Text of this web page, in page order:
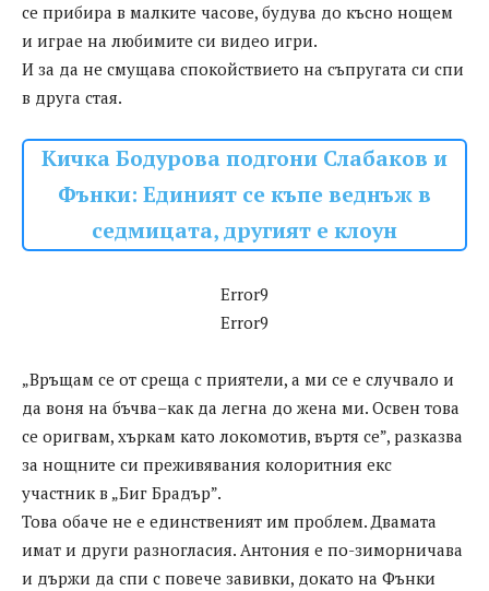
се прибира в малките часове, будува до късно нощем
и играе на любимите си видео игри.
И за да не смущава спокойствието на съпругата си спи
в друга стая.
Кичка Бодурова подгони Слабаков и
Фънки: Единият се къпе веднъж в
седмицата, другият е клоун
Error9
Error9
„Връщам се от среща с приятели, а ми се е случвало и
да воня на бъчва–как да легна до жена ми. Освен това
се оригвам, хъркам като локомотив, въртя се”, разказва
за нощните си преживявания колоритния екс
участник в „Биг Брадър”.
Това обаче не е единственият им проблем. Двамата
имат и други разногласия. Антония е по-зиморничава
и държи да спи с повече завивки, докато на Фънки